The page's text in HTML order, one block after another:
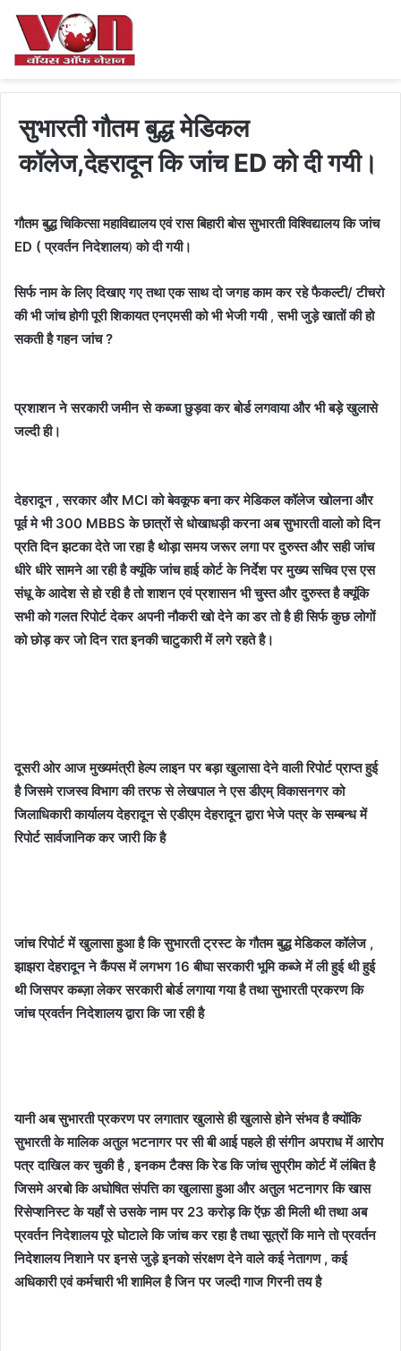
सुभारती गौतम बुद्ध मेडिकल
कॉलेज,देहरादून कि जांच ED को दी गयी।
गौतम बुद्ध चिकित्सा महाविद्यालय एवं रास बिहारी बोस सुभारती विश्विद्यालय कि जांच
ED ( प्रवर्तन निदेशालय)को दी गयी।
सिर्फ नाम के लिए दिखाए गए तथा एक साथ दो जगह काम कर रहे फैकल्टी/ टीचरो
की भी जांच होगी पूरी शिकायत एनएमसी को भी भेजी गयी,सभी जुड़े खातों की हो
सकती है गहन जांच ?
प्रशाशन ने सरकारी जमीन से कब्जा छुड़वा कर बोर्ड लगवाया और भी बड़े खुलासे
जल्दी ही।
देहरादून , सरकार और MCI को बेवकूफ बना कर मेडिकल कॉलेज खोलना और
पूर्व मे भी 300 MBBS के छात्रों से धोखाधड़ी करना अब सुभारती वालो को दिन
प्रति दिन झटका देते जा रहा है थोड़ा समय जरूर लगा पर दुरुस्त और सही जांच
धीरे धीरे सामने आ रही है क्यूंकि जांच हाई कोर्ट के निर्देश पर मुख्य सचिव एस एस
संधू के आदेश से हो रही है तो शाशन एवं प्रशासन भी चुस्त और दुरुस्त है क्यूंकि
सभी को गलत रिपोर्ट देकर अपनी नौकरी खो देने का डर तो है ही सिर्फ कुछ लोगों
को छोड़ कर जो दिन रात इनकी चाटुकारी में लगे रहते है।
दूसरी ओर आज मुख्यमंत्री हेल्प लाइन पर बड़ा खुलासा देने वाली रिपोर्ट प्राप्त हुई
है जिसमे राजस्व विभाग की तरफ से लेखपाल ने एस डीएम् विकासनगर को
जिलाधिकारी कार्यालय देहरादून से एडीएम देहरादून द्वारा भेजे पत्र के सम्बन्ध में
रिपोर्ट सार्वजानिक कर जारी कि है
जांच रिपोर्ट में खुलासा हुआ है कि सुभारती ट्रस्ट के गौतम बुद्ध मेडिकल कॉलेज ,
झाझरा देहरादून ने कैंपस में लगभग 16 बीघा सरकारी भूमि कब्जे में ली हुई थी हुई
थी जिसपर कब्ज़ा लेकर सरकारी बोर्ड लगाया गया है तथा सुभारती प्रकरण कि
जांच प्रवर्तन निदेशालय द्वारा कि जा रही है
यानी अब सुभारती प्रकरण पर लगातार खुलासे ही खुलासे होने संभव है क्योंकि
सुभारती के मालिक अतुल भटनागर पर सी बी आई पहले ही संगीन अपराध में आरोप
पत्र दाखिल कर चुकी है , इनकम टैक्स कि रेड कि जांच सुप्रीम कोर्ट में लंबित है
जिसमे अरबो कि अघोषित संपत्ति का खुलासा हुआ और अतुल भटनागर कि खास
रिसेप्शनिस्ट के यहाँ से उसके नाम पर 23 करोड़ कि ऍफ़ डी मिली थी तथा अब
प्रवर्तन निदेशालय पूरे घोटाले कि जांच कर रहा है तथा सूत्रों कि माने तो प्रवर्तन
निदेशालय निशाने पर इनसे जुड़े इनको संरक्षण देने वाले कई नेतागण , कई
अधिकारी एवं कर्मचारी भी शामिल है जिन पर जल्दी गाज गिरनी तय है